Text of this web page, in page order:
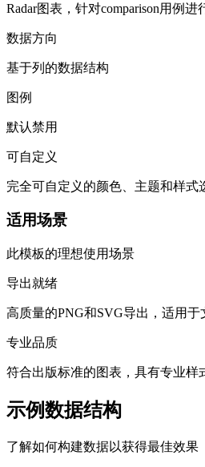
Radar图表，针对comparison用例进
数据方向
基于列的数据结构
图例
默认禁用
可自定义
完全可自定义的颜色、主题和样式
适用场景
此模板的理想使用场景
导出就绪
高质量的PNG和SVG导出，适用于
专业品质
符合出版标准的图表，具有专业样
示例数据结构
了解如何构建数据以获得最佳效果